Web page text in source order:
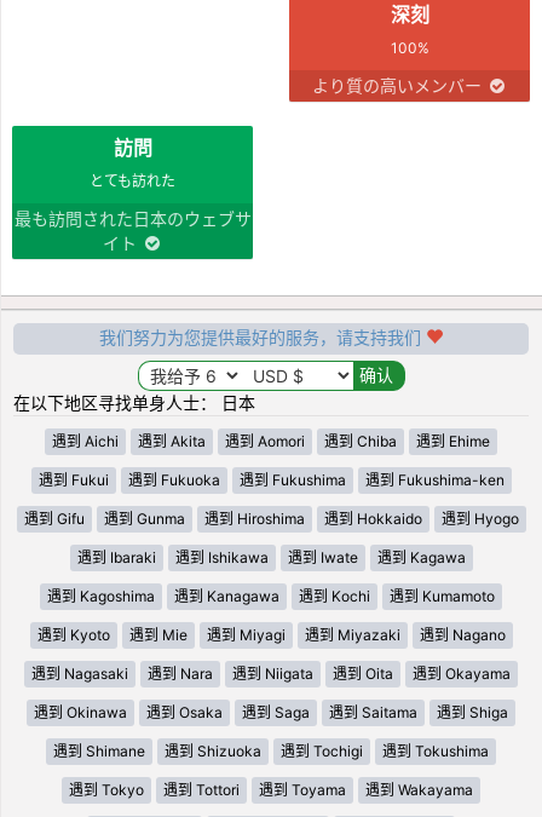
深刻
100%
より質の高いメンバー
訪問
とても訪れた
最も訪問された日本のウェブサ
イト
我们努力为您提供最好的服务，请支持我们
在以下地区寻找单身人士： 日本
遇到 Aichi 遇到 Akita 遇到 Aomori 遇到 Chiba 遇到 Ehime
遇到 Fukui 遇到 Fukuoka 遇到 Fukushima 遇到 Fukushima-ken
遇到 Gifu 遇到 Gunma 遇到 Hiroshima 遇到 Hokkaido 遇到 Hyogo
遇到 Ibaraki 遇到 Ishikawa 遇到 Iwate 遇到 Kagawa
遇到 Kagoshima 遇到 Kanagawa 遇到 Kochi 遇到 Kumamoto
遇到 Kyoto 遇到 Mie 遇到 Miyagi 遇到 Miyazaki 遇到 Nagano
遇到 Nagasaki 遇到 Nara 遇到 Niigata 遇到 Oita 遇到 Okayama
遇到 Okinawa 遇到 Osaka 遇到 Saga 遇到 Saitama 遇到 Shiga
遇到 Shimane 遇到 Shizuoka 遇到 Tochigi 遇到 Tokushima
遇到 Tokyo 遇到 Tottori 遇到 Toyama 遇到 Wakayama